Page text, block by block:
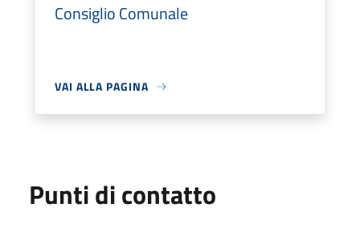
Consiglio Comunale
VAI ALLA PAGINA
Punti di contatto